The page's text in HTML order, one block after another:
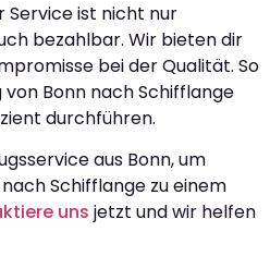
Service ist nicht nur
bezahlbar. Wir bieten dir
bei der Qualität. So
Bonn nach Schifflange
durchführen.
aus Bonn, um
Schifflange zu einem
uns jetzt und wir helfen